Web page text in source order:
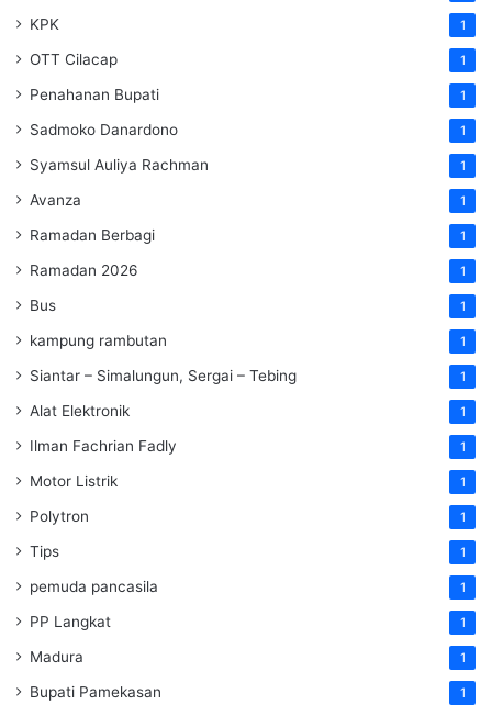
KPK 1
OTT Cilacap 1
Penahanan Bupati 1
Sadmoko Danardono 1
Syamsul Auliya Rachman 1
Avanza 1
Ramadan Berbagi 1
Ramadan 2026 1
Bus 1
kampung rambutan 1
Siantar – Simalungun, Sergai – Tebing 1
Alat Elektronik 1
Ilman Fachrian Fadly 1
Motor Listrik 1
Polytron 1
Tips 1
pemuda pancasila 1
PP Langkat 1
Madura 1
Bupati Pamekasan 1